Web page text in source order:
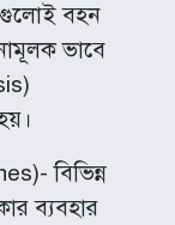
গুলোই বহন
ভাবে
বিভিন্ন
ব্যবহার